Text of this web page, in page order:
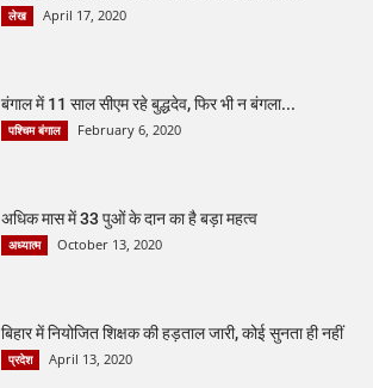
लेख April 17, 2020
बंगाल में 11 साल सीएम रहे बुद्धदेव, फिर भी न बंगला...
पश्चिम बंगाल February 6, 2020
अधिक मास में 33 पुओं के दान का है बड़ा महत्व
अध्यात्म October 13, 2020
बिहार में नियोजित शिक्षक की हड़ताल जारी, कोई सुनता ही नहीं
प्रदेश April 13, 2020